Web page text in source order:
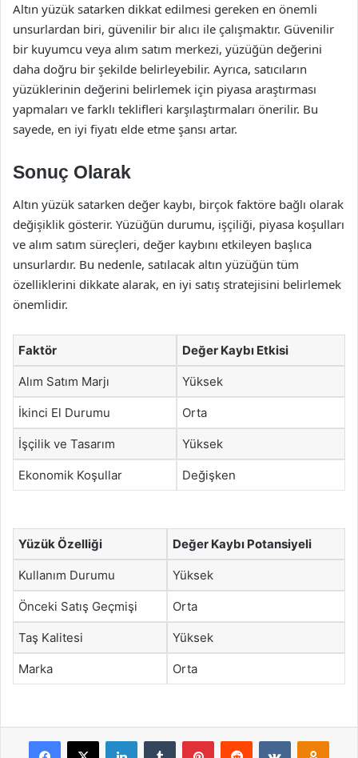
Altın yüzük satarken dikkat edilmesi gereken en önemli
unsurlardan biri, güvenilir bir alıcı ile çalışmaktır. Güvenilir
bir kuyumcu veya alım satım merkezi, yüzüğün değerini
daha doğru bir şekilde belirleyebilir. Ayrıca, satıcıların
yüzüklerinin değerini belirlemek için piyasa araştırması
yapmaları ve farklı teklifleri karşılaştırmaları önerilir. Bu
sayede, en iyi fiyatı elde etme şansı artar.
Sonuç Olarak
Altın yüzük satarken değer kaybı, birçok faktöre bağlı olarak
değişiklik gösterir. Yüzüğün durumu, işçiliği, piyasa koşulları
ve alım satım süreçleri, değer kaybını etkileyen başlıca
unsurlardır. Bu nedenle, satılacak altın yüzüğün tüm
özelliklerini dikkate alarak, en iyi satış stratejisini belirlemek
önemlidir.
Faktör Değer Kaybı Etkisi
Alım Satım Marjı Yüksek
İkinci El Durumu Orta
İşçilik ve Tasarım Yüksek
Ekonomik Koşullar Değişken
Yüzük Özelliği Değer Kaybı Potansiyeli
Kullanım Durumu Yüksek
Önceki Satış Geçmişi Orta
Taş Kalitesi Yüksek
Marka Orta
Facebook
X LinkedInTumblr PinterestReddit VKontakte